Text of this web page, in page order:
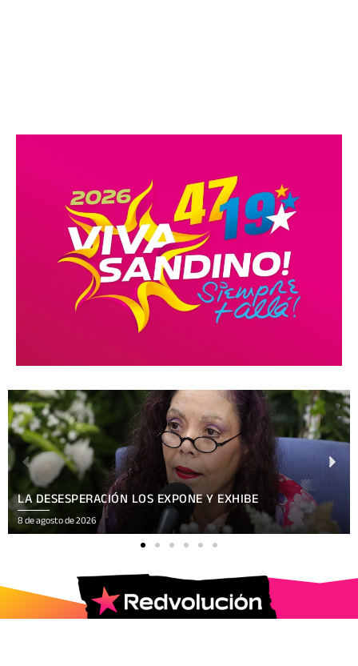
LA DESESPERACIÓN LOS EXPONE Y EXHIBE
8 de agosto de 2026